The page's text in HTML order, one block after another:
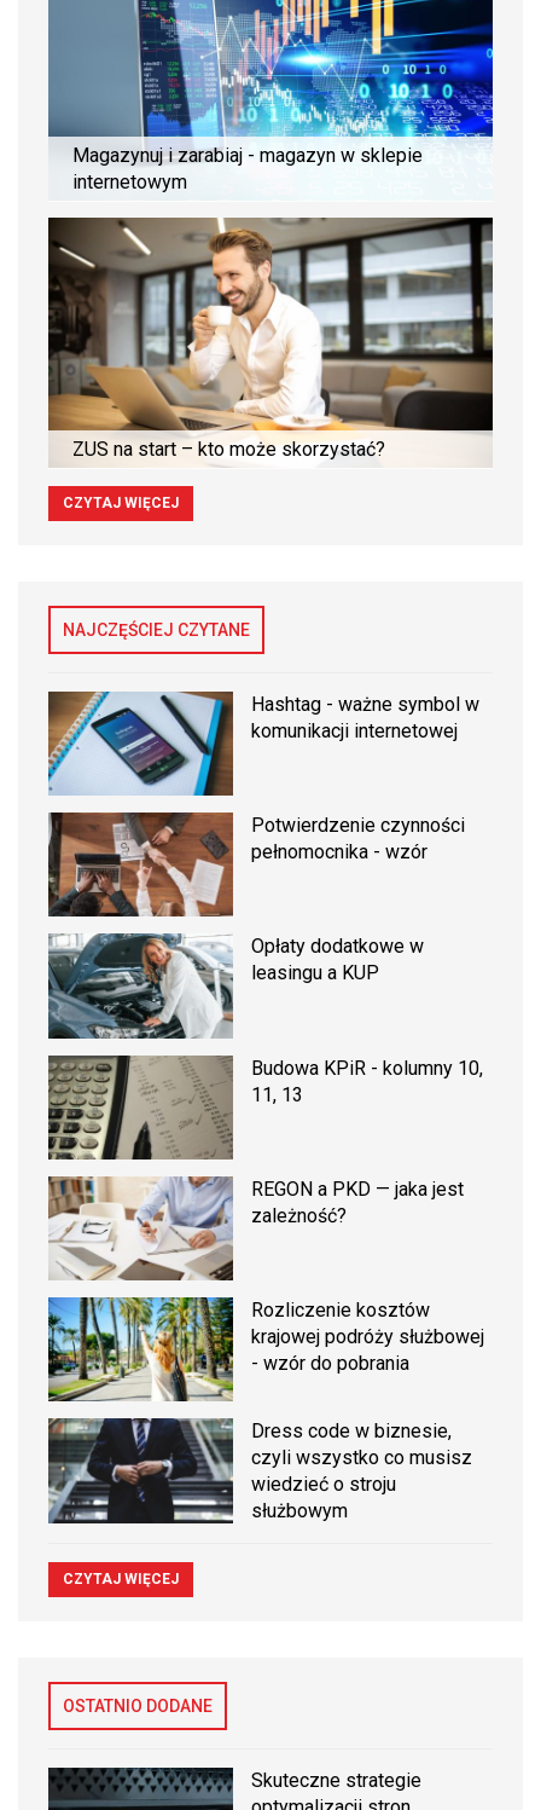
Magazynuj i zarabiaj - magazyn w sklepie
internetowym
ZUS na start – kto może skorzystać?
CZYTAJ WIĘCEJ
NAJCZĘŚCIEJ CZYTANE
Hashtag - ważne symbol w
komunikacji internetowej
Potwierdzenie czynności
pełnomocnika - wzór
Opłaty dodatkowe w
leasingu a KUP
Budowa KPiR - kolumny 10,
11, 13
REGON a PKD — jaka jest
zależność?
Rozliczenie kosztów
krajowej podróży służbowej
- wzór do pobrania
Dress code w biznesie,
czyli wszystko co musisz
wiedzieć o stroju
służbowym
CZYTAJ WIĘCEJ
OSTATNIO DODANE
Skuteczne strategie